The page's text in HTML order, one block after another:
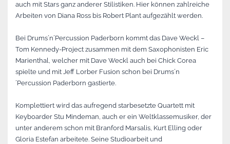
auch mit Stars ganz anderer Stilistiken. Hier können zahlreiche
Arbeiten von Diana Ross bis Robert Plant aufgezählt werden.
Bei Drums´n´Percussion Paderborn kommt das Dave Weckl –
Tom Kennedy-Project zusammen mit dem Saxophonisten Eric
Marienthal, welcher mit Dave Weckl auch bei Chick Corea
spielte und mit Jeff Lorber Fusion schon bei Drums´n
´Percussion Paderborn gastierte.
Komplettiert wird das aufregend starbesetzte Quartett mit
Keyboarder Stu Mindeman, auch er ein Weltklassemusiker, der
unter anderem schon mit Branford Marsalis, Kurt Elling oder
Gloria Estefan arbeitete. Seine Studioarbeit und